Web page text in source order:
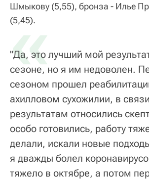
Шмыкову (5,55), бронза - Илье
(5,45).
«
"Да, это лучший мой
сезоне, но я им недоволен.
сезоном прошел
ахилловом сухожилии, в
результатам относились
особо готовились, работу
делали, искали новые
я дважды болел
тяжело в октябре, а потом